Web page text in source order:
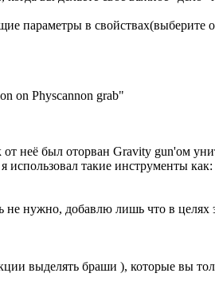
параметры в
on Physcannon grab"
неё был оторван Gravity gun'ом
такие инструменты
не нужно, добавлю лишь что в
выделять браши ), которые вы